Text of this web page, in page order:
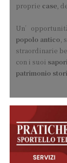
proprie case,
popolo antico,
straordinarie
con i suoi sapori
patrimonio